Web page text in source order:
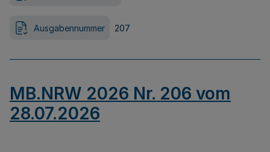
Ausgabennummer 207
MB.NRW 2026 Nr. 206 vom
28.07.2026